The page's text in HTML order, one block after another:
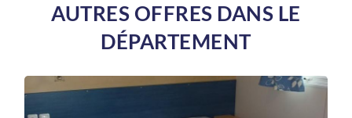
AUTRES OFFRES DANS LE
DÉPARTEMENT